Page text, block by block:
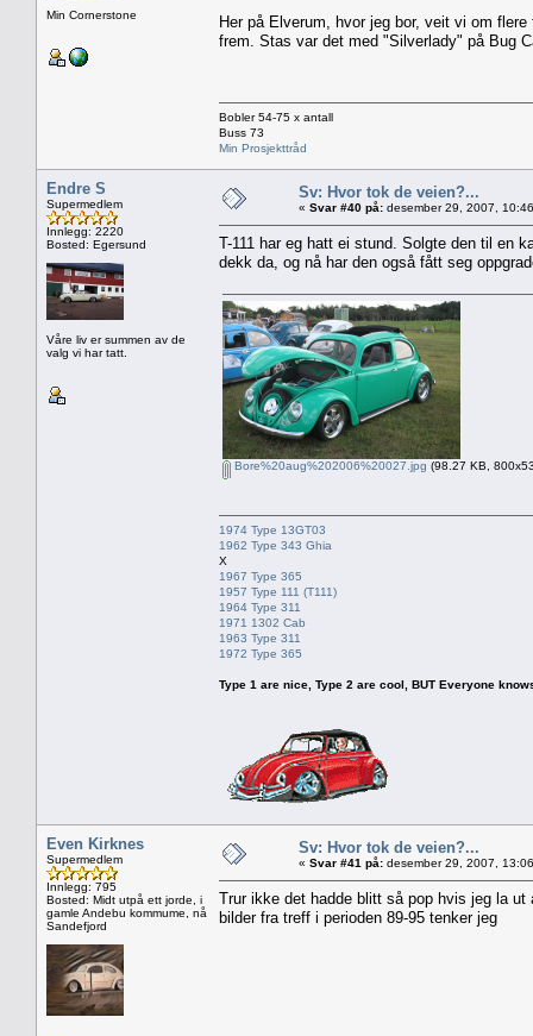
Min Cornerstone
Her på Elverum, hvor jeg bor, veit vi om
frem. Stas var det med "Silverlady" på Bug
Bobler 54-75 x antall
Buss 73
Min Prosjekttråd
Endre S
Supermedlem
Innlegg: 2220
Bosted: Egersund
Våre liv er summen av de
valg vi har tatt.
Sv: Hvor tok de veien?...
« Svar #40 på: desember 29, 2007,
T-111 har eg hatt ei stund. Solgte den til en
dekk da, og nå har den også fått seg
Bore%20aug%202006%20027.jpg (98.27 KB,
1974 Type 13GT03
1962 Type 343 Ghia
X
1967 Type 365
1957 Type 111 (T111)
1964 Type 311
1971 1302 Cab
1963 Type 311
1972 Type 365
Type 1 are nice, Type 2 are cool, BUT Everyone
Even Kirknes
Supermedlem
Innlegg: 795
Bosted: Midt utpå ett jorde, i
gamle Andebu kommume, nå
Sandefjord
Sv: Hvor tok de veien?...
« Svar #41 på: desember 29, 2007,
Trur ikke det hadde blitt så pop hvis jeg la
bilder fra treff i perioden 89-95 tenker jeg